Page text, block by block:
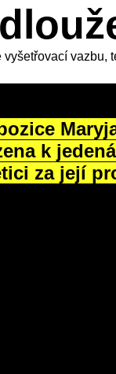
vazbu,
k
za její